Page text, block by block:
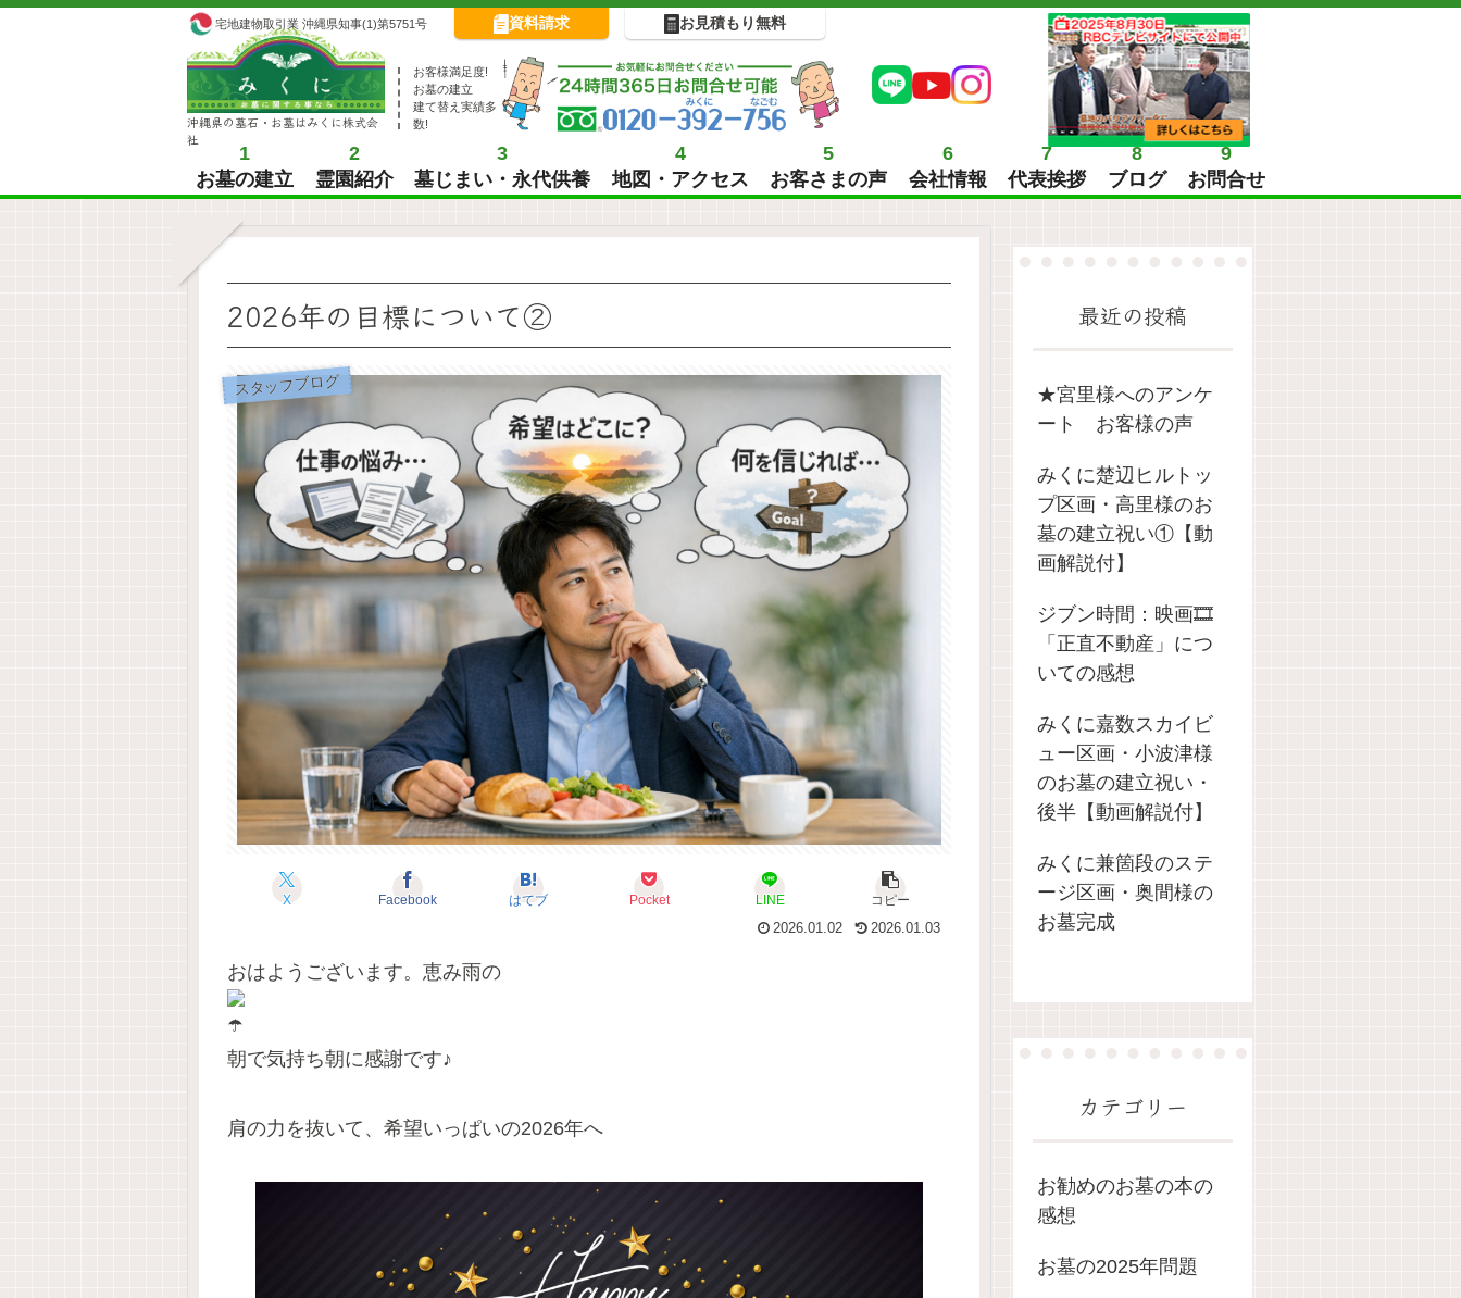
宅地建物取引業 沖縄県知事(1)第5751号 資料請求 お見積もり無料
沖縄県の墓石・お墓はみくに株式会
社
お客様満足度!
お墓の建立
建て替え実績多
数!
1
お墓の建立
2
霊園紹介
3
墓じまい・永代供養
4
地図・アクセス
5
お客さまの声
6
会社情報
7
代表挨拶
8
ブログ
9
お問合せ
2026年の目標について②
スタッフブログ
X Facebook はてブ Pocket LINE
コピー
2026.01.02
2026.01.03
おはようございます。恵み雨の
朝で気持ち朝に感謝です♪
肩の力を抜いて、希望いっぱいの2026年へ
最近の投稿
★宮里様へのアンケ
ート お客様の声
みくに楚辺ヒルトッ
プ区画・高里様のお
墓の建立祝い①【動
画解説付】
ジブン時間：映画🎞️
「正直不動産」につ
いての感想
みくに嘉数スカイビ
ュー区画・小波津様
のお墓の建立祝い・
後半【動画解説付】
みくに兼箇段のステ
ージ区画・奥間様の
お墓完成
カテゴリー
お勧めのお墓の本の
感想
お墓の2025年問題